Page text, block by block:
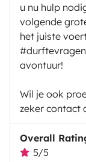
u nu hulp
volgende
het juiste
avontuur!
Wil je ook
zeker contact
Overall
5/5